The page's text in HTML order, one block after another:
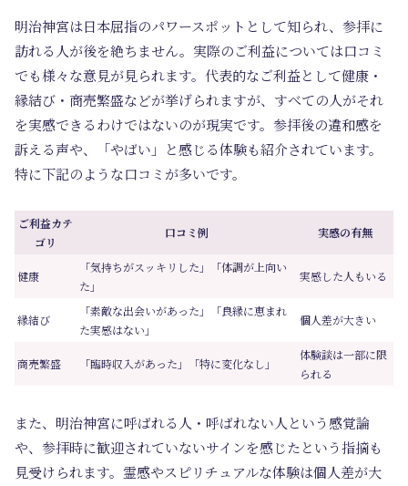
明治神宮は日本屈指のパワースポットとして知られ、参拝に
訪れる人が後を絶ちません。実際のご利益については口コミ
でも様々な意見が見られます。代表的なご利益として健康・
縁結び・商売繁盛などが挙げられますが、すべての人がそれ
を実感できるわけではないのが現実です。参拝後の違和感を
訴える声や、「やばい」と感じる体験も紹介されています。
特に下記のような口コミが多いです。
ご利益カテ
ゴリ
口コミ例 実感の有無
健康
「気持ちがスッキリした」「体調が上向い
た」
実感した人もいる
縁結び
「素敵な出会いがあった」「良縁に恵まれ
た実感はない」
個人差が大きい
商売繁盛 「臨時収入があった」「特に変化なし」
体験談は一部に限
られる
また、明治神宮に呼ばれる人・呼ばれない人という感覚論
や、参拝時に歓迎されていないサインを感じたという指摘も
見受けられます。霊感やスピリチュアルな体験は個人差が大